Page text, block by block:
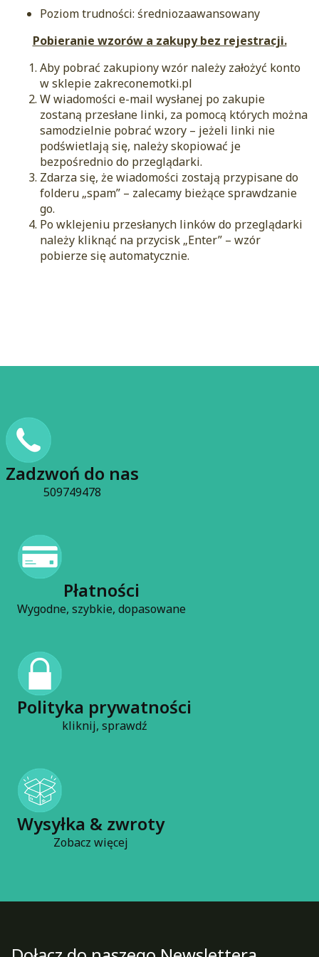
Poziom trudności: średniozaawansowany
Pobieranie wzorów a zakupy bez rejestracji.
Aby pobrać zakupiony wzór należy założyć konto
w sklepie zakreconemotki.pl
W wiadomości e-mail wysłanej po zakupie
zostaną przesłane linki, za pomocą których można
samodzielnie pobrać wzory – jeżeli linki nie
podświetlają się, należy skopiować je
bezpośrednio do przeglądarki.
Zdarza się, że wiadomości zostają przypisane do
folderu „spam” – zalecamy bieżące sprawdzanie
go.
Po wklejeniu przesłanych linków do przeglądarki
należy kliknąć na przycisk „Enter” – wzór
pobierze się automatycznie.
Zadzwoń do nas
509749478
Płatności
Wygodne, szybkie, dopasowane
Polityka prywatności
kliknij, sprawdź
Wysyłka & zwroty
Zobacz więcej